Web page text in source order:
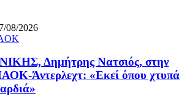
08/2026
Δημήτρης Νατσιός, στην
Άντερλεχτ: «Εκεί όπου χτυπά